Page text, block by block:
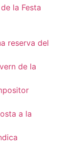
la Festa
reserva del
de la
a la